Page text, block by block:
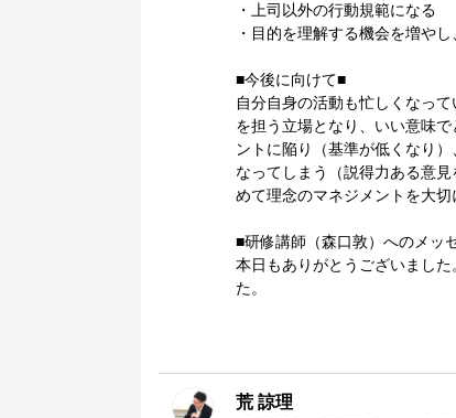
・上司以外の行動規範になる
・目的を理解する機会を増や
■今後に向けて■
自分自身の活動も忙しくなっ
を担う立場となり、いい意味
ントに陥り（基準が低くなり
なってしまう（説得力ある意
めて理念のマネジメントを大切
■研修講師（森口敦）へのメ
本日もありがとうございまし
た。
荒 諒理